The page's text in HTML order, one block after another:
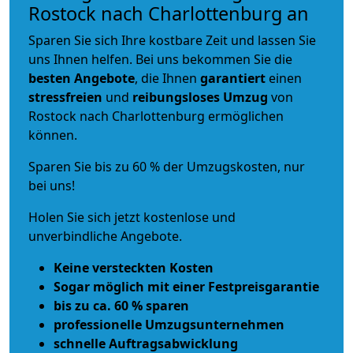
Rostock nach Charlottenburg an
Sparen Sie sich Ihre kostbare Zeit und lassen Sie
uns Ihnen helfen. Bei uns bekommen Sie die
besten Angebote, die Ihnen garantiert einen
stressfreien und reibungsloses Umzug von
Rostock nach Charlottenburg ermöglichen
können.
Sparen Sie bis zu 60 % der Umzugskosten, nur
bei uns!
Holen Sie sich jetzt kostenlose und
unverbindliche Angebote.
Keine versteckten Kosten
Sogar möglich mit einer Festpreisgarantie
bis zu ca. 60 % sparen
professionelle Umzugsunternehmen
schnelle Auftragsabwicklung